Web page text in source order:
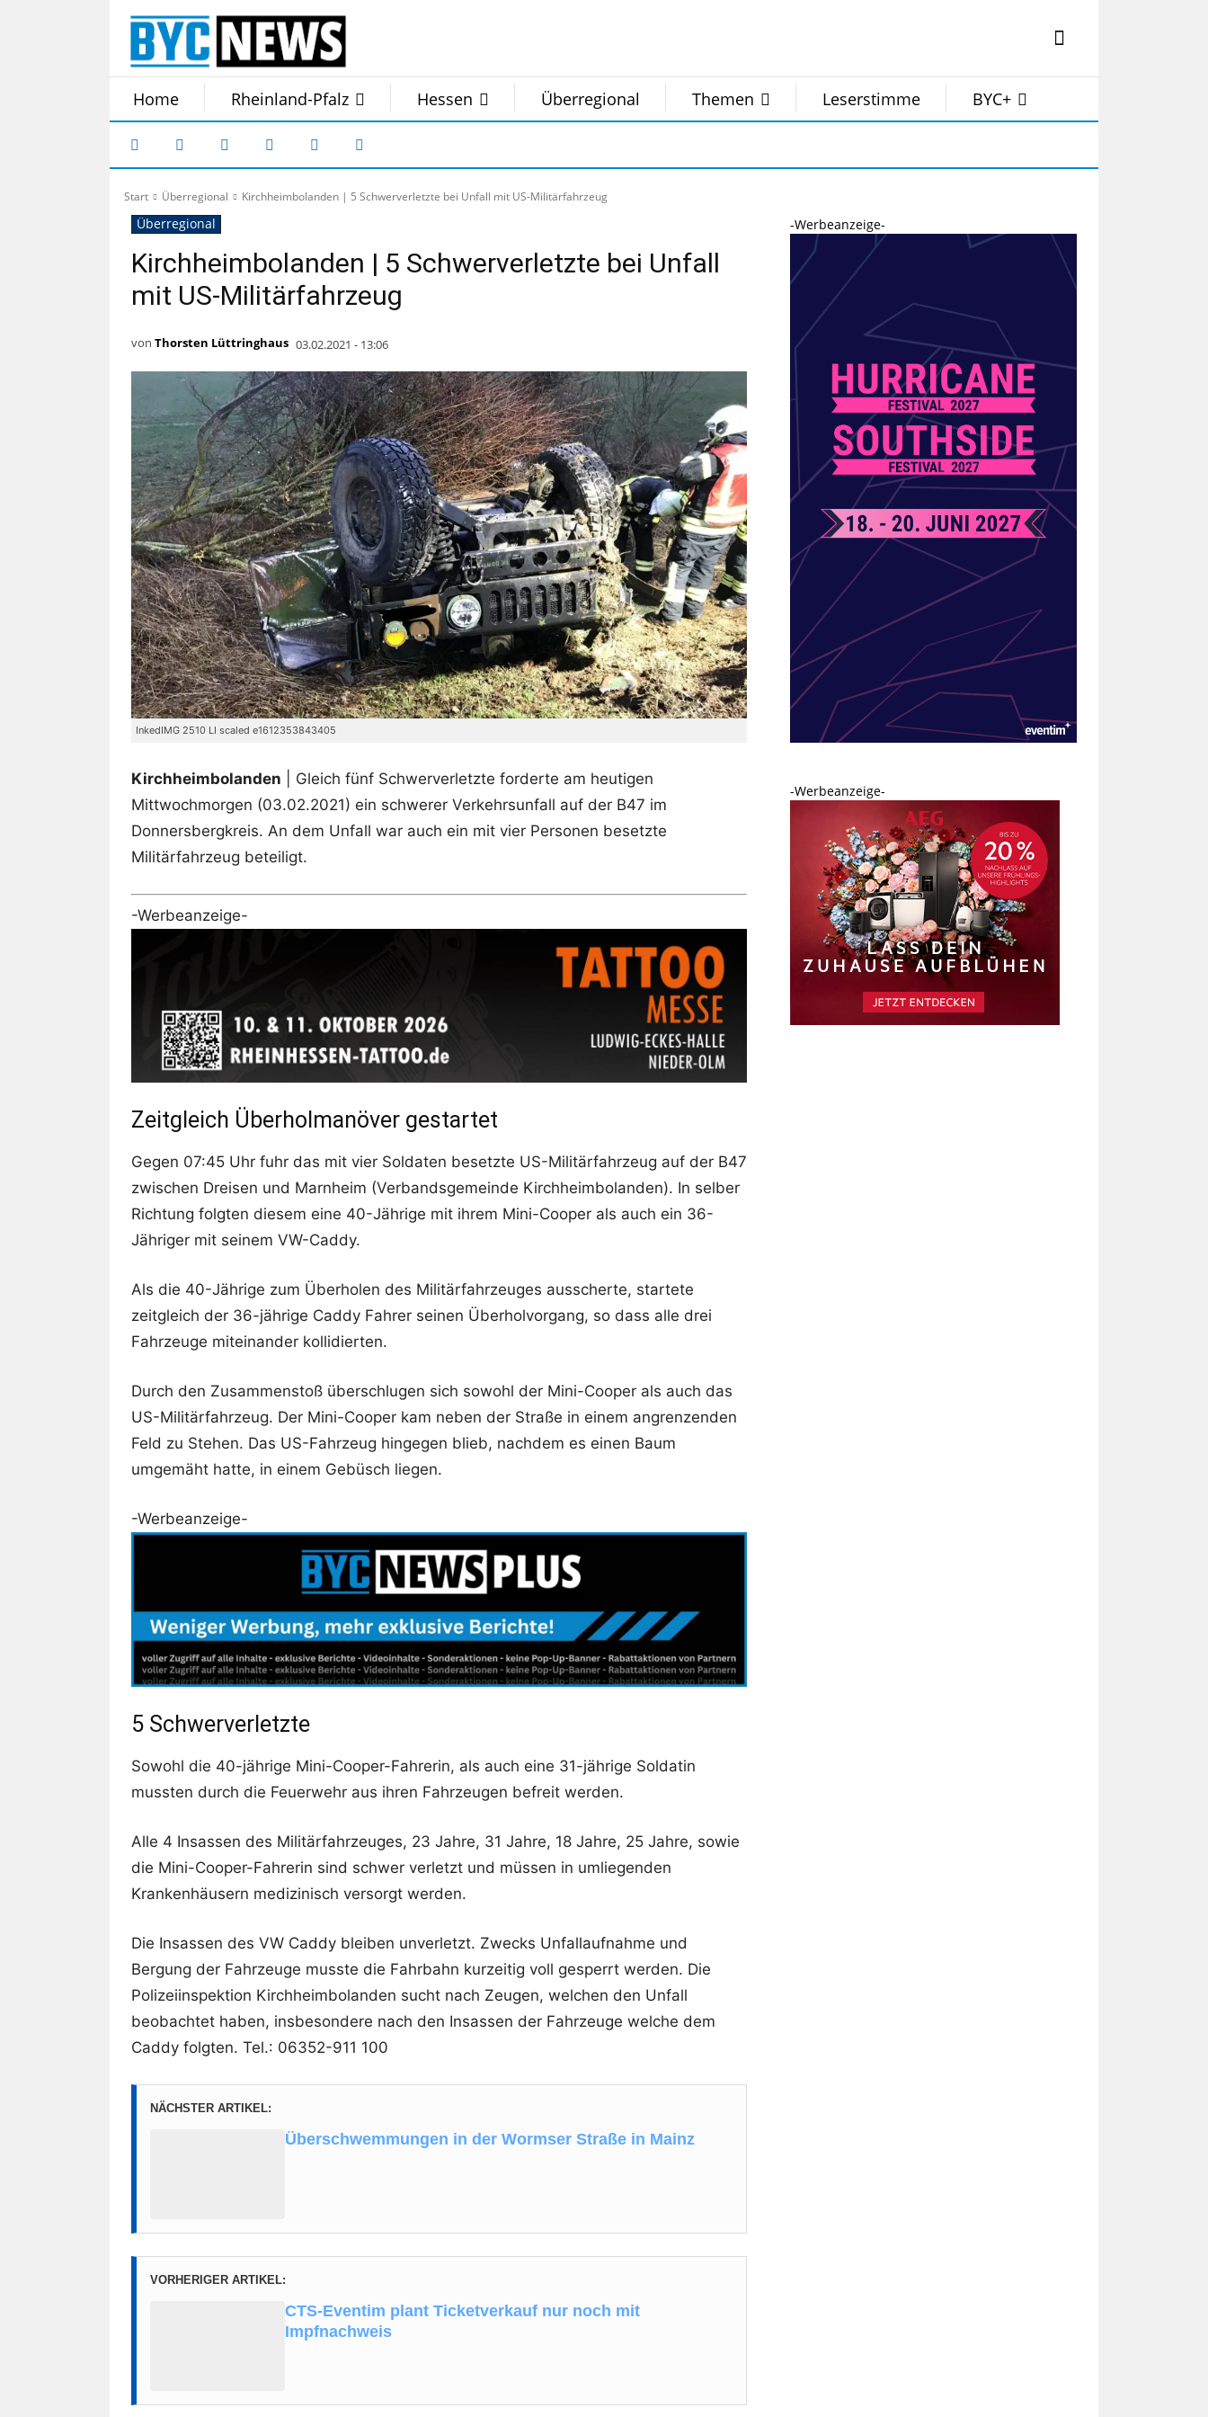
Home Rheinland-Pfalz Hessen Überregional Themen Leserstimme BYC+
Start Überregional Kirchheimbolanden | 5 Schwerverletzte bei Unfall mit US-Militärfahrzeug
Überregional
Kirchheimbolanden | 5 Schwerverletzte bei Unfall
mit US-Militärfahrzeug
von Thorsten Lüttringhaus 03.02.2021 - 13:06
InkedIMG 2510 LI scaled e1612353843405
Kirchheimbolanden | Gleich fünf Schwerverletzte forderte am heutigen
Mittwochmorgen (03.02.2021) ein schwerer Verkehrsunfall auf der B47 im
Donnersbergkreis. An dem Unfall war auch ein mit vier Personen besetzte
Militärfahrzeug beteiligt.
-Werbeanzeige-
Zeitgleich Überholmanöver gestartet
Gegen 07:45 Uhr fuhr das mit vier Soldaten besetzte US-Militärfahrzeug auf der B47
zwischen Dreisen und Marnheim (Verbandsgemeinde Kirchheimbolanden). In selber
Richtung folgten diesem eine 40-Jährige mit ihrem Mini-Cooper als auch ein 36-
Jähriger mit seinem VW-Caddy.
Als die 40-Jährige zum Überholen des Militärfahrzeuges ausscherte, startete
zeitgleich der 36-jährige Caddy Fahrer seinen Überholvorgang, so dass alle drei
Fahrzeuge miteinander kollidierten.
Durch den Zusammenstoß überschlugen sich sowohl der Mini-Cooper als auch das
US-Militärfahrzeug. Der Mini-Cooper kam neben der Straße in einem angrenzenden
Feld zu Stehen. Das US-Fahrzeug hingegen blieb, nachdem es einen Baum
umgemäht hatte, in einem Gebüsch liegen.
-Werbeanzeige-
5 Schwerverletzte
Sowohl die 40-jährige Mini-Cooper-Fahrerin, als auch eine 31-jährige Soldatin
mussten durch die Feuerwehr aus ihren Fahrzeugen befreit werden.
Alle 4 Insassen des Militärfahrzeuges, 23 Jahre, 31 Jahre, 18 Jahre, 25 Jahre, sowie
die Mini-Cooper-Fahrerin sind schwer verletzt und müssen in umliegenden
Krankenhäusern medizinisch versorgt werden.
Die Insassen des VW Caddy bleiben unverletzt. Zwecks Unfallaufnahme und
Bergung der Fahrzeuge musste die Fahrbahn kurzeitig voll gesperrt werden. Die
Polizeiinspektion Kirchheimbolanden sucht nach Zeugen, welchen den Unfall
beobachtet haben, insbesondere nach den Insassen der Fahrzeuge welche dem
Caddy folgten. Tel.: 06352-911 100
NÄCHSTER ARTIKEL:
Überschwemmungen in der Wormser Straße in Mainz
VORHERIGER ARTIKEL:
CTS-Eventim plant Ticketverkauf nur noch mit
Impfnachweis
-Werbeanzeige-
-Werbeanzeige-